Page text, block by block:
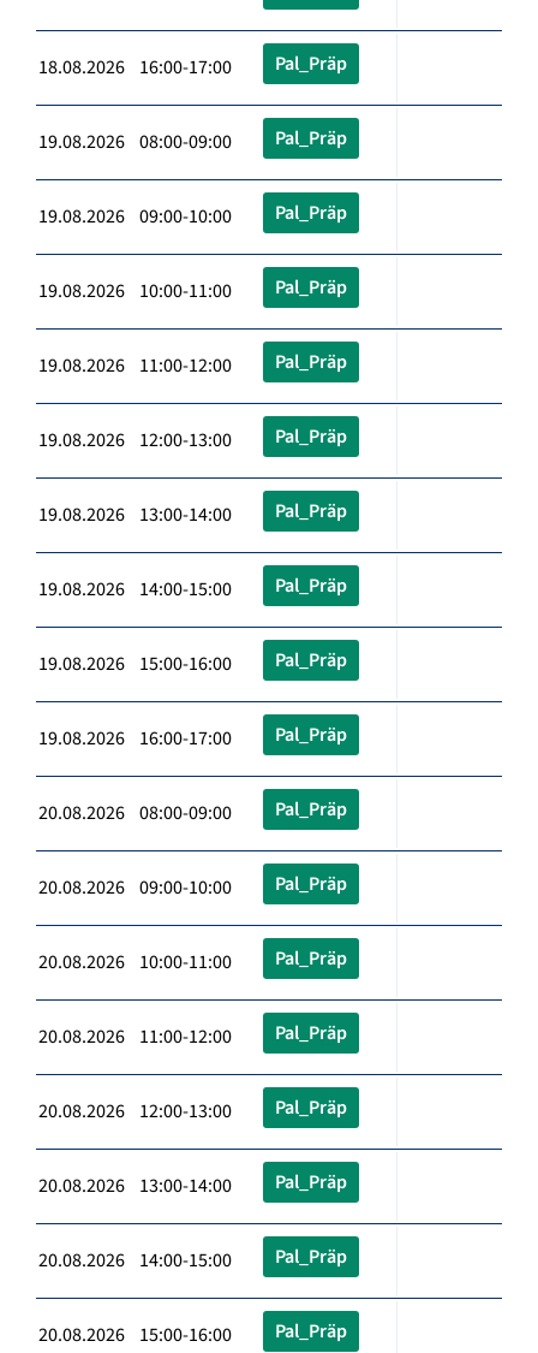
18.08.2026 16:00-17:00 Pal_Präp
19.08.2026 08:00-09:00 Pal_Präp
19.08.2026 09:00-10:00 Pal_Präp
19.08.2026 10:00-11:00 Pal_Präp
19.08.2026 11:00-12:00 Pal_Präp
19.08.2026 12:00-13:00 Pal_Präp
19.08.2026 13:00-14:00 Pal_Präp
19.08.2026 14:00-15:00 Pal_Präp
19.08.2026 15:00-16:00 Pal_Präp
19.08.2026 16:00-17:00 Pal_Präp
20.08.2026 08:00-09:00 Pal_Präp
20.08.2026 09:00-10:00 Pal_Präp
20.08.2026 10:00-11:00 Pal_Präp
20.08.2026 11:00-12:00 Pal_Präp
20.08.2026 12:00-13:00 Pal_Präp
20.08.2026 13:00-14:00 Pal_Präp
20.08.2026 14:00-15:00 Pal_Präp
20.08.2026 15:00-16:00 Pal_Präp